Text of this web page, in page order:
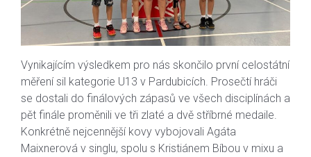
Vynikajícím výsledkem pro nás skončilo první celostátní
měření sil kategorie U13 v Pardubicích. Prosečtí hráči
se dostali do finálových zápasů ve všech disciplínách a
pět finále proměnili ve tři zlaté a dvě stříbrné medaile.
Konkrétně nejcennější kovy vybojovali Agáta
Maixnerová v singlu, spolu s Kristiánem Bíbou v mixu a